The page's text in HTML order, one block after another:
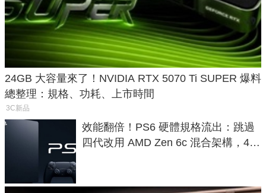
24GB 大容量來了！NVIDIA RTX 5070 Ti SUPER 爆料
總整理：規格、功耗、上市時間
3C新品
效能翻倍！PS6 硬體規格流出：跳過
四代改用 AMD Zen 6c 混合架構，4K